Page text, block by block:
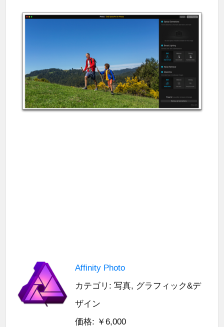
Affinity Photo
カテゴリ: 写真, グラフィック&デ
ザイン
価格: ￥6,000